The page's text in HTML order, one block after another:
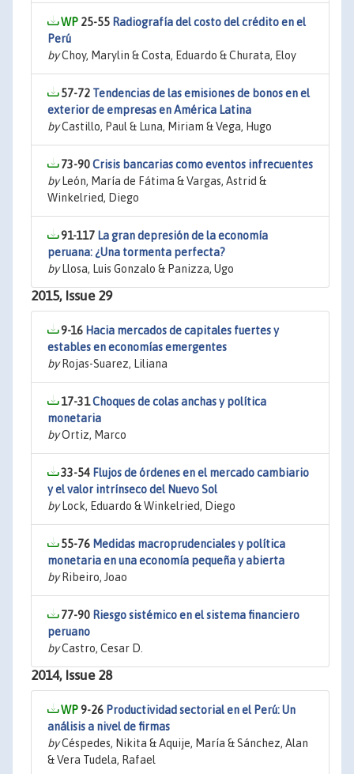
25-55 Radiografía del costo del crédito en el
Perú
byChoy, Marylin & Costa, Eduardo & Churata, Eloy
57-72 Tendencias de las emisiones de bonos en el
exterior de empresas en América Latina
byCastillo, Paul & Luna, Miriam & Vega, Hugo
73-90Crisis bancarias como eventos infrecuentes
byLeón, María de Fátima & Vargas, Astrid &
Winkelried, Diego
91-117 La gran depresión de la economía
peruana: ¿Una tormenta perfecta?
byLlosa, Luis Gonzalo & Panizza, Ugo
2015, Issue 29
9-16 Hacia mercados de capitales fuertes y
estables en economías emergentes
byRojas-Suarez, Liliana
17-31Choques de colas anchas y política
monetaria
byOrtiz, Marco
33-54 Flujos de órdenes en el mercado cambiario
y el valor intrínseco del Nuevo Sol
byLock, Eduardo & Winkelried, Diego
55-76 Medidas macroprudenciales y política
monetaria en una economía pequeña y abierta
byRibeiro, Joao
77-90 Riesgo sistémico en el sistema financiero
peruano
byCastro, Cesar D.
2014, Issue 28
9-26 Productividad sectorial en el Perú: Un
análisis a nivel de firmas
byCéspedes, Nikita & Aquije, María & Sánchez, Alan
& Vera Tudela, Rafael